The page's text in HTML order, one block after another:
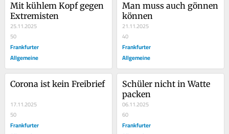
Mit kühlem Kopf gegen
Extremisten
25.11.2025
50
Frankfurter
Allgemeine
Man muss auch gönnen
können
21.11.2025
40
Frankfurter
Allgemeine
Corona ist kein Freibrief
17.11.2025
50
Frankfurter
Schüler nicht in Watte
packen
06.11.2025
60
Frankfurter